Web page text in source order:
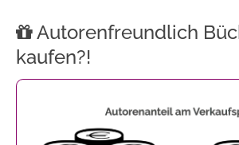
Autorenfreundlich
kaufen?!